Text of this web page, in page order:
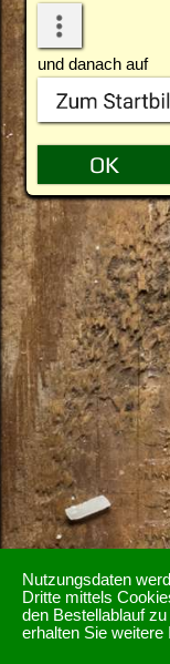
Nutzungsdaten
Dritte mittels
den Bestellablauf
erhalten Sie weitere
und danach auf